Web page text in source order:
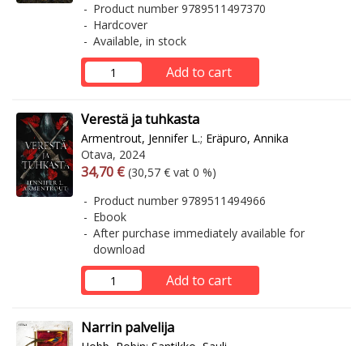
Product number 9789511497370
Hardcover
Available, in stock
Add to cart
Verestä ja tuhkasta
Armentrout, Jennifer L.; Eräpuro, Annika
Otava, 2024
Arvonlisäverollinen hinta
34,70 € Excl. vat
(30,57 € vat 0 %)
Product number 9789511494966
Ebook
After purchase immediately available for
download
Add to cart
Narrin palvelija